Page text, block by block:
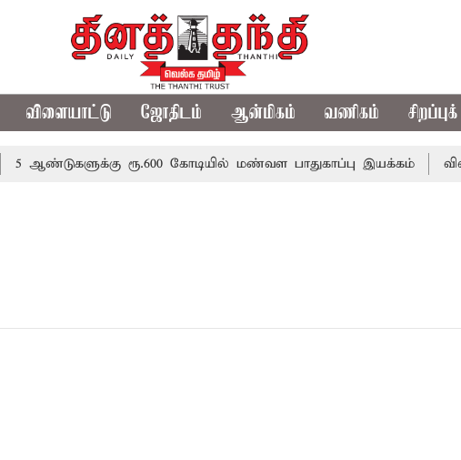
விளையாட்டு ஜோதிடம் ஆன்மிகம் வணிகம்
5 ஆண்டுகளுக்கு ரூ.600 கோடியில் மண்வள பாதுகாப்பு இயக்கம்